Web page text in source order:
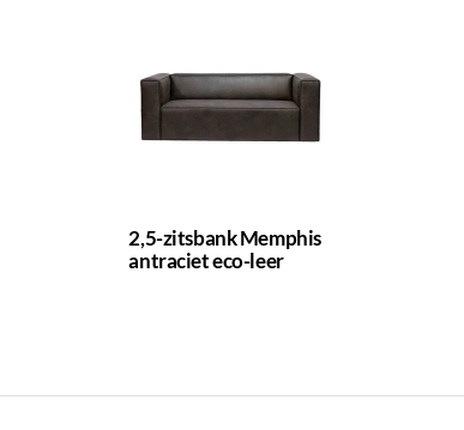
2,5-zitsbank Memphis
antraciet eco-leer